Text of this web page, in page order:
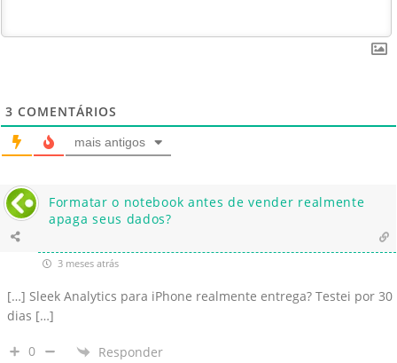
3 COMENTÁRIOS
mais antigos
Formatar o notebook antes de vender realmente
apaga seus dados?
3 meses atrás
[…] Sleek Analytics para iPhone realmente entrega? Testei por 30
dias […]
0 Responder